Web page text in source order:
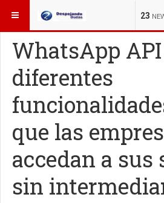
23
ESTÁ AQUÍ: OTROS TEMAS
WhatsApp
diferentes
que las
accedan a sus
sin